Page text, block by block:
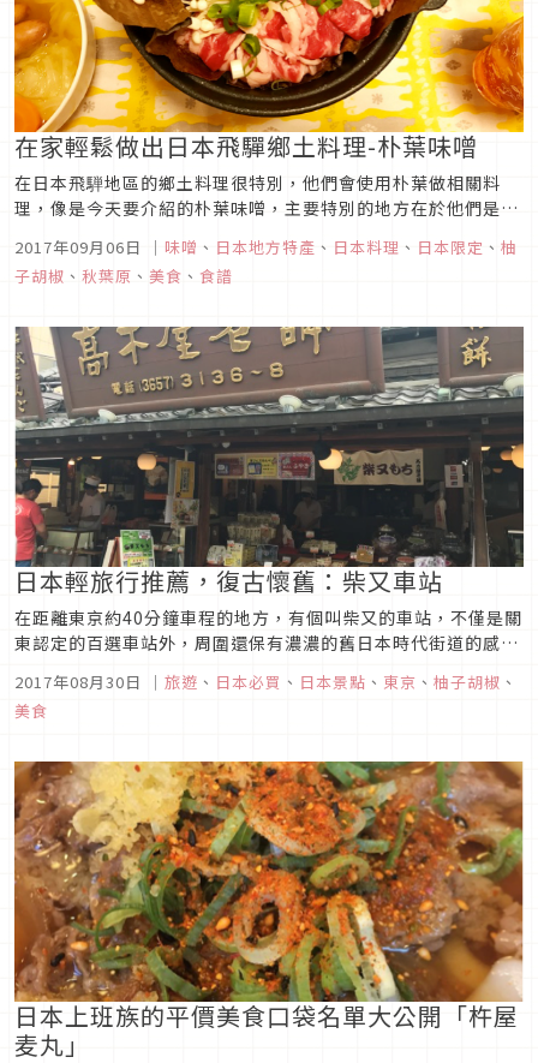
在家輕鬆做出日本飛驒鄉土料理-朴葉味噌
在日本飛騨地區的鄉土料理很特別，他們會使用朴葉做相關料
理，像是今天要介紹的朴葉味噌，主要特別的地方在於他們是將
自產的味噌調味，而燒烤的時候，朴葉的香味會融入到味噌及食
材中，吃得時候會有個獨特的香味而聞名。
2017年09月06日 ｜ 味噌 、 日本地方特產 、 日本料理 、 日本限定 、 柚
子胡椒 、 秋葉原 、 美食 、 食譜
日本輕旅行推薦，復古懷舊：柴又車站
在距離東京約40分鐘車程的地方，有個叫柴又的車站，不僅是關
東認定的百選車站外，周圍還保有濃濃的舊日本時代街道的感
感覺的話，可以參考柚子胡椒今天要介紹的柴又小清新旅行。
2017年08月30日 ｜ 旅遊 、 日本必買 、 日本景點 、 東京 、 柚子胡椒 、
美食
日本上班族的平價美食口袋名單大公開「杵屋
麦丸」